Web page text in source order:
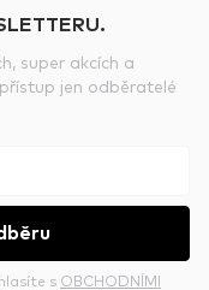
super akcích a
jen odběratelé
s OBCHODNÍMI